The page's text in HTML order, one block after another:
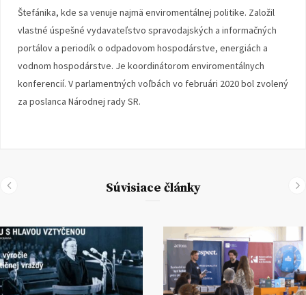
Štefánika, kde sa venuje najmä enviromentálnej politike. Založil
vlastné úspešné vydavateľstvo spravodajských a informačných
portálov a periodík o odpadovom hospodárstve, energiách a
vodnom hospodárstve. Je koordinátorom enviromentálnych
konferencií. V parlamentných voľbách vo februári 2020 bol zvolený
za poslanca Národnej rady SR.
Súvisiace články